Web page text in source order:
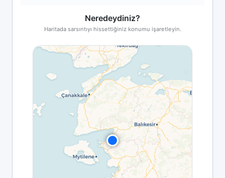
Neredeydiniz?
Haritada sarsıntıyı hissettiğiniz konumu işaretleyin.